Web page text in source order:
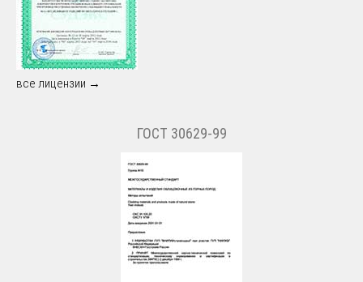
все лицензии →
ГОСТ 30629-99